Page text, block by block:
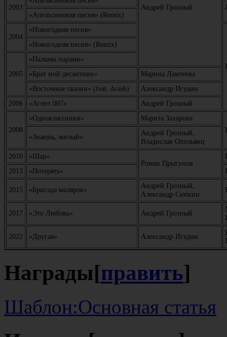
Андрей Грозный
2003
«Апельсиновая песня» (Remix)
2004
«Новогодняя песня»
«Новогодняя песня» (Remix)
2005
«Пальмы парами»
«Брат мой десантник»
Марина Ламтеева
«Восточные сказки» (feat. Arash)
Александр Игудин
2006
«Агент 007» Андрей Грозный
2008
«Одноклассники»
Марита Захарова
«Знаешь, милый»
Андрей Грозный,
Владислав Опельянц
2010
«Шар»
Роман Прыгунов
2013
«Потерять»
2015 «Бригада маляров»
Андрей Грозный,
Александр Сюткин
2017 «Это Любовь» Андрей Грозный
2022 «Другая» Александр Игудин
Награды[править]
Шаблон:Основная статья